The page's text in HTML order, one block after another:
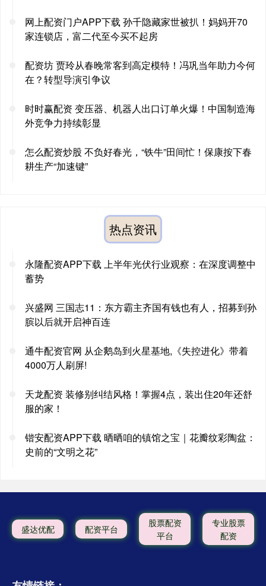
网上配资门户APP下载 孙千隐藏家世被扒！妈妈开70
家连锁店，富二代至今买不起房
配资坊 贾玲从春晚常客到高定模特！冯巩当年助力今何
在？转型导演引争议
时时赢配资 变压器、机器人出口订单火爆！中国制造海
外竞争力持续彰显
怎么配资炒股 不负好春光，“铁牛”田间忙！保康按下春
耕生产“加速键”
热点资讯
永隆配资APP下载 上半年光伏行业观察：在深度调整中
蓄势
兴盛网 三国志11：东方霸主齐国有钱也有人，招募到孙
膑以后就开启神百连
通牛配资官网 从企鹅岛到火星基地,《失控进化》带着
4000万人刷屏!
天龙配资 装修别纠结风格！掌握4点，装出住20年还舒
服的家！
锴安配资APP下载 晒晒咱的镇馆之宝｜花瓣纹彩陶盆：
史前的“文明之花”
盛达优配 配资平台
股票配资
平台
专业股票
配资